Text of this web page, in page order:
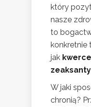
który
nasze
to
konkretnie
jak
W jaki
chronią?